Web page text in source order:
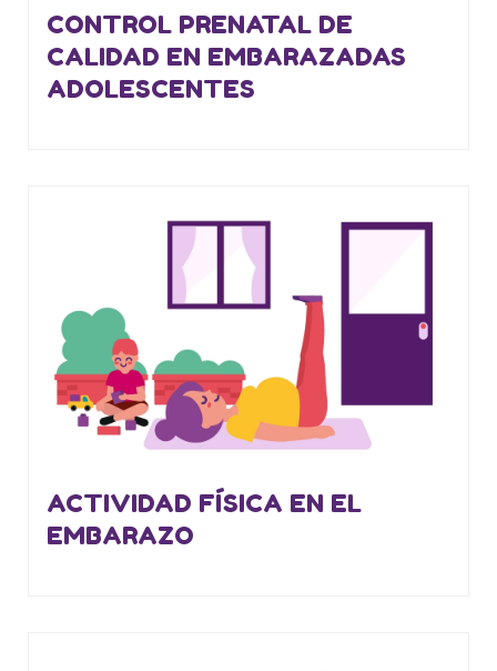
CONTROL PRENATAL DE
CALIDAD EN EMBARAZADAS
ADOLESCENTES
ACTIVIDAD FÍSICA EN EL
EMBARAZO